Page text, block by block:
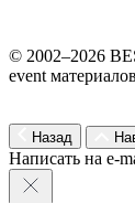
© 2002–2026
event материалов
Назад
Написать на e-